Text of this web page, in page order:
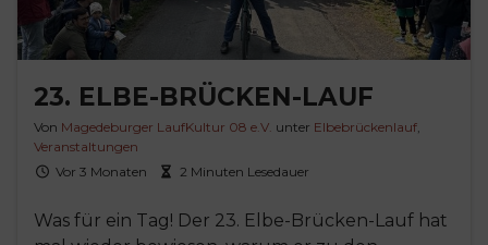
23. ELBE-BRÜCKEN-LAUF
Von Magedeburger LaufKultur 08 e.V. unter Elbebrückenlauf
Veranstaltungen
Vor 3 Monaten
2 Minuten Lesedauer
Was für ein Tag! Der 23. Elbe-Brücken-Lauf hat